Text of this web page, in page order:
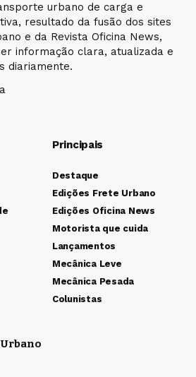
urbano de carga e
resultado da fusão dos sites
e da Revista Oficina News,
informação clara, atualizada e
diariamente.
Principais
Destaque
Edições Frete Urbano
Edições Oficina News
Motorista que cuida
Lançamentos
Mecânica Leve
Mecânica Pesada
Colunistas